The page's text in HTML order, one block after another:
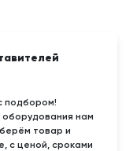
подбором!
нам
товар и
с ценой, сроками